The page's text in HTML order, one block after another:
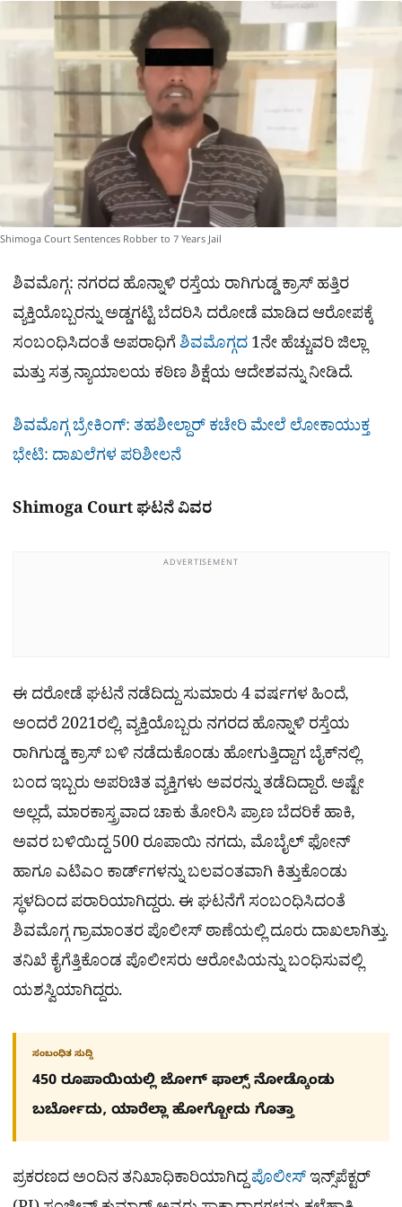
p o a
m
a
r
e
Shimoga Court Sentences Robber to 7 Years Jail
ಶಿವಮೊಗ್ಗ: ನಗರದ ಹೊನ್ನಾಳಿ ರಸ್ತೆಯ ರಾಗಿಗುಡ್ಡ ಕ್ರಾಸ್ ಹತ್ತಿರ
ವ್ಯಕ್ತಿಯೊಬ್ಬರನ್ನು ಅಡ್ಡಗಟ್ಟಿ ಬೆದರಿಸಿ ದರೋಡೆ ಮಾಡಿದ ಆರೋಪಕ್ಕೆ
ಸಂಬಂಧಿಸಿದಂತೆ ಅಪರಾಧಿಗೆಶಿವಮೊಗ್ಗದ1ನೇ ಹೆಚ್ಚುವರಿ ಜಿಲ್ಲಾ
ಮತ್ತು ಸತ್ರ ನ್ಯಾಯಾಲಯ ಕಠಿಣ ಶಿಕ್ಷೆಯ ಆದೇಶವನ್ನು ನೀಡಿದೆ.
ಶಿವಮೊಗ್ಗ ಬ್ರೇಕಿಂಗ್: ತಹಶೀಲ್ದಾರ್ ಕಚೇರಿ ಮೇಲೆ ಲೋಕಾಯುಕ್ತ
ಭೇಟಿ: ದಾಖಲೆಗಳ ಪರಿಶೀಲನೆ
Shimoga Court ಘಟನೆ ವಿವರ
ADVERTISEMENT
ಈ ದರೋಡೆ ಘಟನೆ ನಡೆದಿದ್ದು ಸುಮಾರು 4 ವರ್ಷಗಳ ಹಿಂದೆ,
ಅಂದರೆ 2021ರಲ್ಲಿ. ವ್ಯಕ್ತಿಯೊಬ್ಬರು ನಗರದ ಹೊನ್ನಾಳಿ ರಸ್ತೆಯ
ರಾಗಿಗುಡ್ಡ ಕ್ರಾಸ್ ಬಳಿ ನಡೆದುಕೊಂಡು ಹೋಗುತ್ತಿದ್ದಾಗ ಬೈಕ್‌ನಲ್ಲಿ
ಬಂದ ಇಬ್ಬರು ಅಪರಿಚಿತ ವ್ಯಕ್ತಿಗಳು ಅವರನ್ನು ತಡೆದಿದ್ದಾರೆ. ಅಷ್ಟೇ
ಅಲ್ಲದೆ, ಮಾರಕಾಸ್ತ್ರವಾದ ಚಾಕು ತೋರಿಸಿ ಪ್ರಾಣ ಬೆದರಿಕೆ ಹಾಕಿ,
ಅವರ ಬಳಿಯಿದ್ದ 500 ರೂಪಾಯಿ ನಗದು, ಮೊಬೈಲ್ ಫೋನ್
ಹಾಗೂ ಎಟಿಎಂ ಕಾರ್ಡ್‌ಗಳನ್ನು ಬಲವಂತವಾಗಿ ಕಿತ್ತುಕೊಂಡು
ಸ್ಥಳದಿಂದ ಪರಾರಿಯಾಗಿದ್ದರು. ಈ ಘಟನೆಗೆ ಸಂಬಂಧಿಸಿದಂತೆ
ಶಿವಮೊಗ್ಗ ಗ್ರಾಮಾಂತರ ಪೊಲೀಸ್ ಠಾಣೆಯಲ್ಲಿ ದೂರು ದಾಖಲಾಗಿತ್ತು.
ತನಿಖೆ ಕೈಗೆತ್ತಿಕೊಂಡ ಪೊಲೀಸರು ಆರೋಪಿಯನ್ನು ಬಂಧಿಸುವಲ್ಲಿ
ಯಶಸ್ವಿಯಾಗಿದ್ದರು.
ಸಂಬಂಧಿತ ಸುದ್ದಿ
450 ರೂಪಾಯಿಯಲ್ಲಿ ಜೋಗ್​ ಫಾಲ್ಸ್​ ನೋಡ್ಕೊಂಡು
ಬರ್ಬೋದು, ಯಾರೆಲ್ಲಾ ಹೋಗ್ಬೋದು ಗೊತ್ತಾ
ಪ್ರಕರಣದ ಅಂದಿನ ತನಿಖಾಧಿಕಾರಿಯಾಗಿದ್ದಪೊಲೀಸ್ಇನ್ಸ್‌ಪೆಕ್ಟರ್